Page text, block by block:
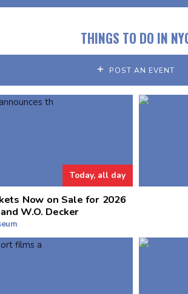
THINGS TO DO IN
POST AN EVENT
Today, all day
Now on Sale for 2026
W.O. Decker